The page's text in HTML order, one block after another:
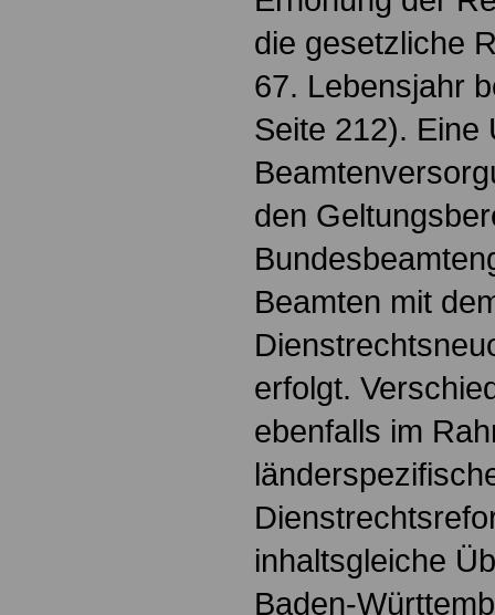
die gesetzliche
67. Lebensjahr
Seite 212). Eine
den
Beamten mit
erfolgt.
ebenfalls im
inhaltsgleiche
Baden-